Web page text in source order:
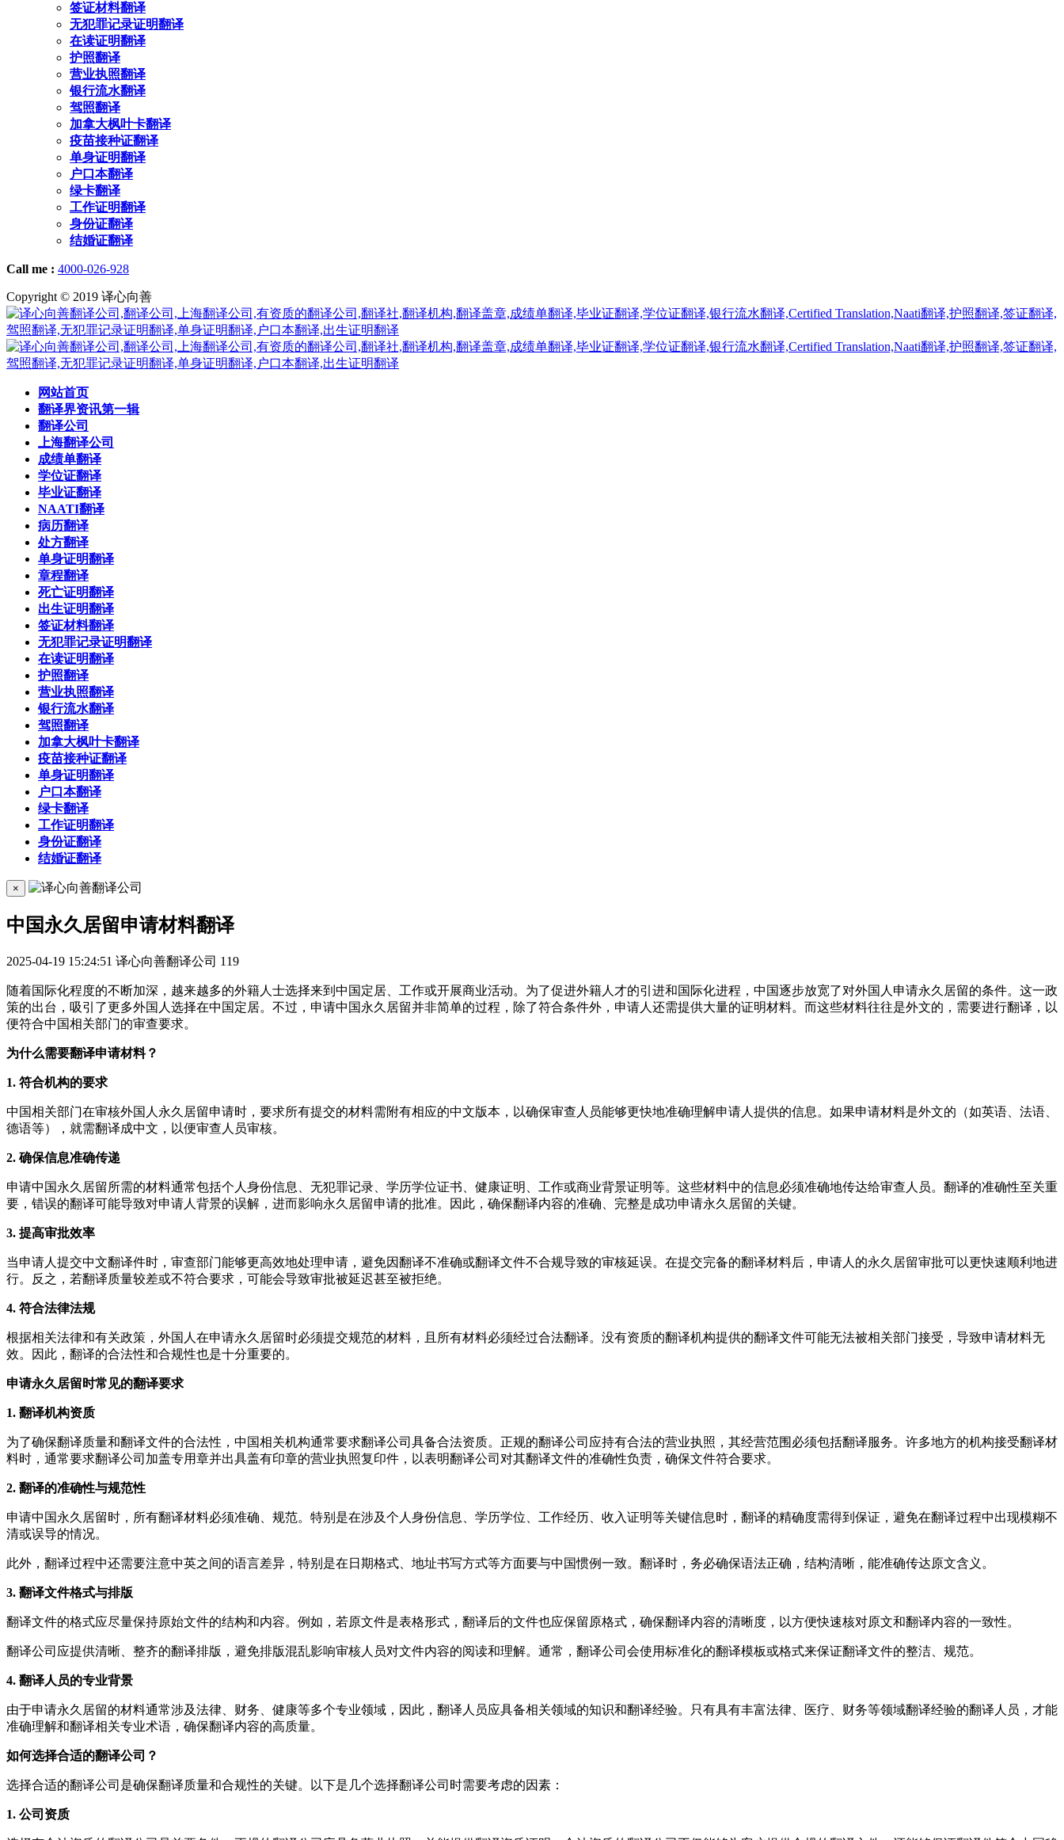
签证材料翻译
无犯罪记录证明翻译
在读证明翻译
护照翻译
营业执照翻译
银行流水翻译
驾照翻译
加拿大枫叶卡翻译
疫苗接种证翻译
单身证明翻译
户口本翻译
绿卡翻译
工作证明翻译
身份证翻译
结婚证翻译
Call me : 4000-026-928
Copyright © 2019 译心向善
网站首页
翻译界资讯第一辑
翻译公司
上海翻译公司
成绩单翻译
学位证翻译
毕业证翻译
NAATI翻译
病历翻译
处方翻译
单身证明翻译
章程翻译
死亡证明翻译
出生证明翻译
签证材料翻译
无犯罪记录证明翻译
在读证明翻译
护照翻译
营业执照翻译
银行流水翻译
驾照翻译
加拿大枫叶卡翻译
疫苗接种证翻译
单身证明翻译
户口本翻译
绿卡翻译
工作证明翻译
身份证翻译
结婚证翻译
×
中国永久居留申请材料翻译
2025-04-19 15:24:51 译心向善翻译公司 119
随着国际化程度的不断加深，越来越多的外籍人士选择来到中国定居、工作或开展商业活动。为了促进外籍人才的引进和国际化进程，中国逐步放宽了对外国人申请永久居留的条件。这一政
策的出台，吸引了更多外国人选择在中国定居。不过，申请中国永久居留并非简单的过程，除了符合条件外，申请人还需提供大量的证明材料。而这些材料往往是外文的，需要进行翻译，以
便符合中国相关部门的审查要求。
为什么需要翻译申请材料？
1. 符合机构的要求
中国相关部门在审核外国人永久居留申请时，要求所有提交的材料需附有相应的中文版本，以确保审查人员能够更快地准确理解申请人提供的信息。如果申请材料是外文的（如英语、法语、
德语等），就需翻译成中文，以便审查人员审核。
2. 确保信息准确传递
申请中国永久居留所需的材料通常包括个人身份信息、无犯罪记录、学历学位证书、健康证明、工作或商业背景证明等。这些材料中的信息必须准确地传达给审查人员。翻译的准确性至关重
要，错误的翻译可能导致对申请人背景的误解，进而影响永久居留申请的批准。因此，确保翻译内容的准确、完整是成功申请永久居留的关键。
3. 提高审批效率
当申请人提交中文翻译件时，审查部门能够更高效地处理申请，避免因翻译不准确或翻译文件不合规导致的审核延误。在提交完备的翻译材料后，申请人的永久居留审批可以更快速顺利地进
行。反之，若翻译质量较差或不符合要求，可能会导致审批被延迟甚至被拒绝。
4. 符合法律法规
根据相关法律和有关政策，外国人在申请永久居留时必须提交规范的材料，且所有材料必须经过合法翻译。没有资质的翻译机构提供的翻译文件可能无法被相关部门接受，导致申请材料无
效。因此，翻译的合法性和合规性也是十分重要的。
申请永久居留时常见的翻译要求
1. 翻译机构资质
为了确保翻译质量和翻译文件的合法性，中国相关机构通常要求翻译公司具备合法资质。正规的翻译公司应持有合法的营业执照，其经营范围必须包括翻译服务。许多地方的机构接受翻译材
料时，通常要求翻译公司加盖专用章并出具盖有印章的营业执照复印件，以表明翻译公司对其翻译文件的准确性负责，确保文件符合要求。
2. 翻译的准确性与规范性
申请中国永久居留时，所有翻译材料必须准确、规范。特别是在涉及个人身份信息、学历学位、工作经历、收入证明等关键信息时，翻译的精确度需得到保证，避免在翻译过程中出现模糊不
清或误导的情况。
此外，翻译过程中还需要注意中英之间的语言差异，特别是在日期格式、地址书写方式等方面要与中国惯例一致。翻译时，务必确保语法正确，结构清晰，能准确传达原文含义。
3. 翻译文件格式与排版
翻译文件的格式应尽量保持原始文件的结构和内容。例如，若原文件是表格形式，翻译后的文件也应保留原格式，确保翻译内容的清晰度，以方便快速核对原文和翻译内容的一致性。
翻译公司应提供清晰、整齐的翻译排版，避免排版混乱影响审核人员对文件内容的阅读和理解。通常，翻译公司会使用标准化的翻译模板或格式来保证翻译文件的整洁、规范。
4. 翻译人员的专业背景
由于申请永久居留的材料通常涉及法律、财务、健康等多个专业领域，因此，翻译人员应具备相关领域的知识和翻译经验。只有具有丰富法律、医疗、财务等领域翻译经验的翻译人员，才能
准确理解和翻译相关专业术语，确保翻译内容的高质量。
如何选择合适的翻译公司？
选择合适的翻译公司是确保翻译质量和合规性的关键。以下是几个选择翻译公司时需要考虑的因素：
1. 公司资质